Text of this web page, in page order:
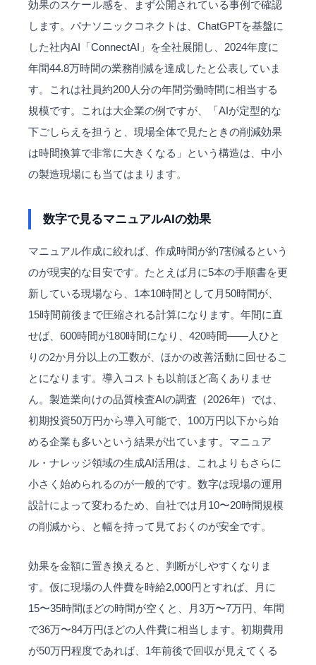
効果のスケール感を、まず公開されている事例で確認
します。パナソニックコネクトは、ChatGPTを基盤に
した社内AI「ConnectAI」を全社展開し、2024年度に
年間44.8万時間の業務削減を達成したと公表していま
す。これは社員約200人分の年間労働時間に相当する
規模です。これは大企業の例ですが、「AIが定型的な
下ごしらえを担うと、現場全体で見たときの削減効果
は時間換算で非常に大きくなる」という構造は、中小
の製造現場にも当てはまります。
数字で見るマニュアルAIの効果
マニュアル作成に絞れば、作成時間が約7割減るという
のが現実的な目安です。たとえば月に5本の手順書を更
新している現場なら、1本10時間として月50時間が、
15時間前後まで圧縮される計算になります。年間に直
せば、600時間が180時間になり、420時間——人ひと
りの2か月分以上の工数が、ほかの改善活動に回せるこ
とになります。導入コストも以前ほど高くありませ
ん。製造業向けの品質検査AIの調査（2026年）では、
初期投資50万円から導入可能で、100万円以下から始
める企業も多いという結果が出ています。マニュア
ル・ナレッジ領域の生成AI活用は、これよりもさらに
小さく始められるのが一般的です。数字は現場の運用
設計によって変わるため、自社では月10〜20時間規模
の削減から、と幅を持って見ておくのが安全です。
効果を金額に置き換えると、判断がしやすくなりま
す。仮に現場の人件費を時給2,000円とすれば、月に
15〜35時間ほどの時間が空くと、月3万〜7万円、年間
で36万〜84万円ほどの人件費に相当します。初期費用
が50万円程度であれば、1年前後で回収が見えてくる